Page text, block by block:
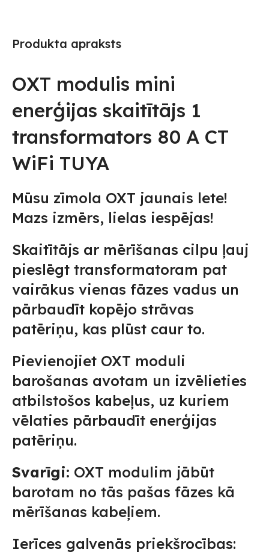
Produkta apraksts
OXT modulis mini
enerģijas skaitītājs 1
transformators 80 A CT
WiFi TUYA
Mūsu zīmola OXT jaunais lete!
Mazs izmērs, lielas iespējas!
Skaitītājs ar mērīšanas cilpu ļauj
pieslēgt transformatoram pat
vairākus vienas fāzes vadus un
pārbaudīt kopējo strāvas
patēriņu, kas plūst caur to.
Pievienojiet OXT moduli
barošanas avotam un izvēlieties
atbilstošos kabeļus, uz kuriem
vēlaties pārbaudīt enerģijas
patēriņu.
Svarīgi: OXT modulim jābūt
barotam no tās pašas fāzes kā
mērīšanas kabeļiem.
Ierīces galvenās priekšrocības: